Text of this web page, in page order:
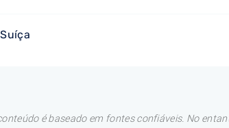
é baseado em fontes confiáveis. No